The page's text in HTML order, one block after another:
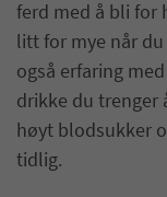
ferd med å bli for
litt for mye når
også erfaring
drikke du trenger
høyt blodsukker
tidlig.